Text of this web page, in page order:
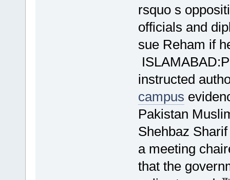
rsquo s
officials and
sue Reham if
instructed
campus
Pakistan
Shehbaz
a meeting
that the